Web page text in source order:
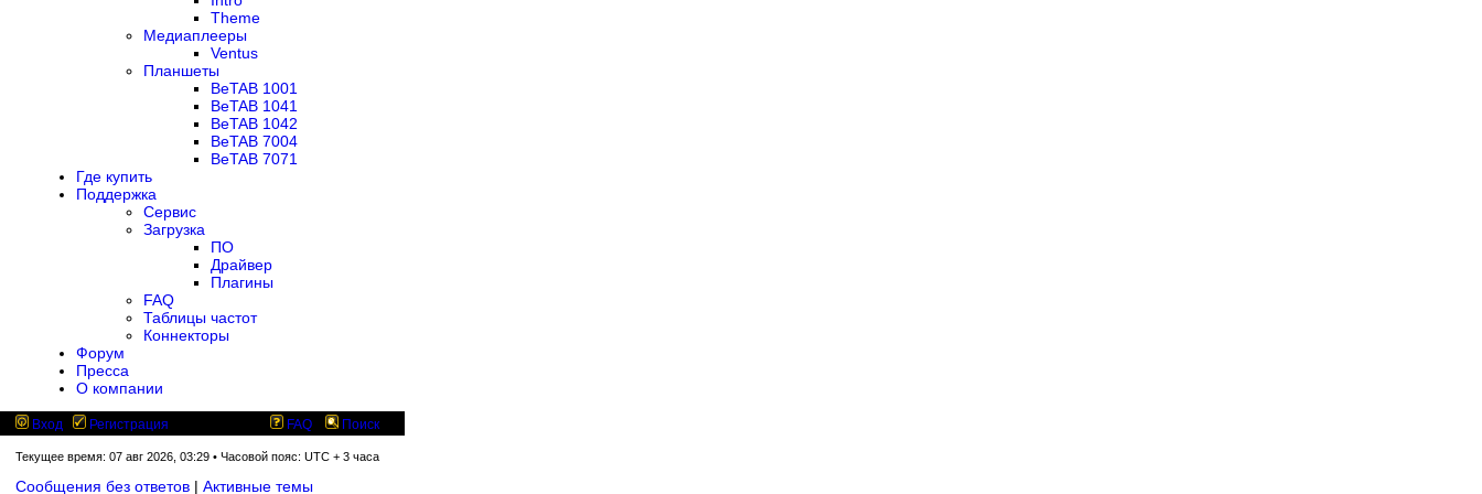
Theme
Медиаплееры
Ventus
Планшеты
BeTAB 1001
BeTAB 1041
BeTAB 1042
BeTAB 7004
BeTAB 7071
Где купить
Поддержка
Сервис
Загрузка
ПО
Драйвер
Плагины
FAQ
Таблицы частот
Коннекторы
Форум
Пресса
О компании
Вход Регистрация FAQ Поиск
Текущее время: 07 авг 2026, 03:29 • Часовой пояс: UTC + 3 часа
Сообщения без ответов | Активные темы